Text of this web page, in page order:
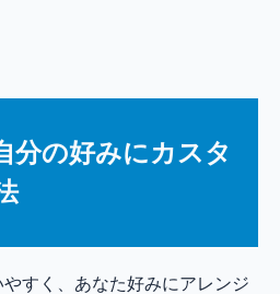
分の好みにカスタ
すく、あなた好みにアレンジ